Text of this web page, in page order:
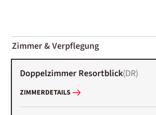
01-02
Zimmer & Verpflegung
Doppelzimmer Resortblick(DR)
ZIMMERDETAILS